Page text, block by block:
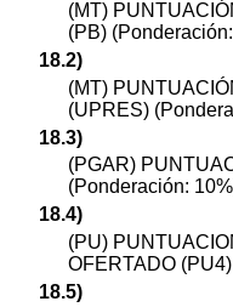
(MT)
(PB)
18.2)
(MT)
(UPRES)
18.3)
(PGAR)
(Ponderación:
18.4)
(PU)
OFERTADO
18.5)